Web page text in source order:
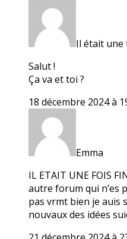
Il était une
Salut !
Ça va et toi ?
18 décembre 2024 à
Emma
IL ETAIT UNE FOIS
autre forum qui n’es
pas vrmt bien je auis
nouvaux des idées